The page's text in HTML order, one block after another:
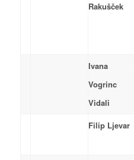
Rakušček
Ivana
Vogrinc
Vidali
Filip Ljevar